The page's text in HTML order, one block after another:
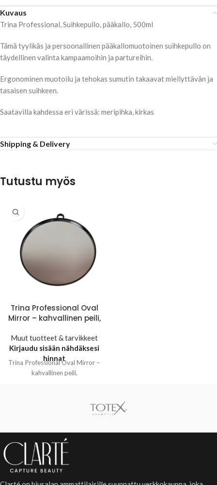
Kuvaus
Trina Professional, Suihkepullo, pääkallo, 500ml
Tämä tyylikäs ja persoonallinen pääkallomuotoinen suihkepullo on
täydellinen valinta kampaamoihin ja partureihin.
Ergonominen muotoilu ja tehokas sumutin takaavat miellyttävän ja
tasaisen suihkeen.
Saatavilla kahdessa eri värissä: meripihka, kirkas
Shipping & Delivery
Tutustu myös
Trina Professional Oval
Mirror – kahvallinen peili,
Muut tuotteet & tarvikkeet
Kirjaudu sisään nähdäksesi
hinnat
Trina Professional Oval Mirror –
kahvallinen peili,